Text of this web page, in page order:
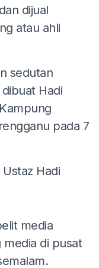
dijual
atau ahli
sedutan
Hadi
pada 7
Hadi
media
media di pusat